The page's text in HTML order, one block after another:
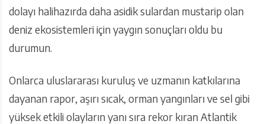
dolayı halihazırda daha asidik sulardan mustarip olan
deniz ekosistemleri için yaygın sonuçları oldu bu
durumun.
Onlarca uluslararası kuruluş ve uzmanın katkılarına
dayanan rapor, aşırı sıcak, orman yangınları ve sel gibi
yüksek etkili olayların yanı sıra rekor kıran Atlantik